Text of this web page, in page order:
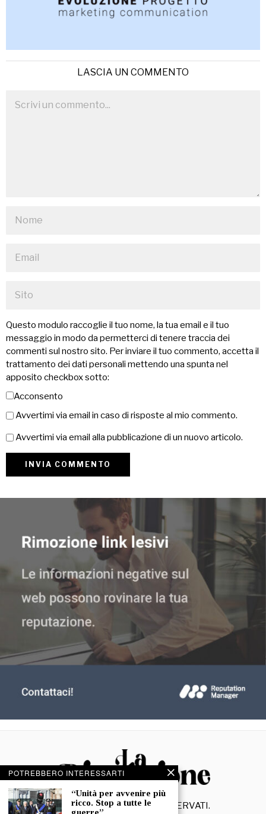
LASCIA UN COMMENTO
Questo modulo raccoglie il tuo nome, la tua email e il tuo
messaggio in modo da permetterci di tenere traccia dei
commenti sul nostro sito. Per inviare il tuo commento, accetta il
trattamento dei dati personali mettendo una spunta nel
apposito checkbox sotto:
Acconsento
Avvertimi via email in caso di risposte al mio commento.
Avvertimi via email alla pubblicazione di un nuovo articolo.
© 2026- TUTTI I DIRITTI RISERVATI.
POTREBBERO INTERESSARTI
“Unità per avvenire più
ricco. Stop a tutte le